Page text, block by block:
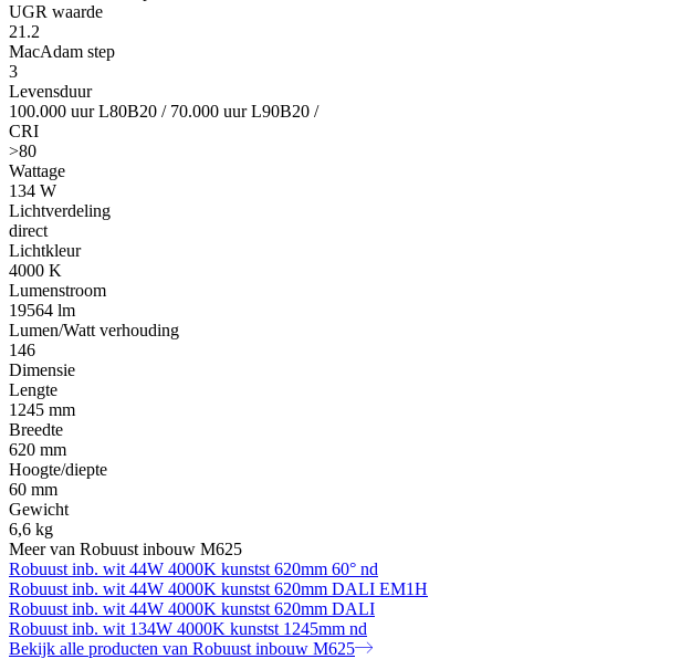
UGR waarde
21.2
MacAdam step
3
Levensduur
100.000 uur L80B20 /70.000 uur L90B20 /
CRI
>80
Wattage
134 W
Lichtverdeling
direct
Lichtkleur
4000 K
Lumenstroom
19564 lm
Lumen/Watt verhouding
146
Dimensie
Lengte
1245 mm
Breedte
620 mm
Hoogte/diepte
60 mm
Gewicht
6,6 kg
Meer van Robuust inbouw M625
Robuust inb. wit 44W 4000K kunstst 620mm 60° nd
Robuust inb. wit 44W 4000K kunstst 620mm DALI EM1H
Robuust inb. wit 44W 4000K kunstst 620mm DALI
Robuust inb. wit 134W 4000K kunstst 1245mm nd
Bekijk alle producten van Robuust inbouw M625